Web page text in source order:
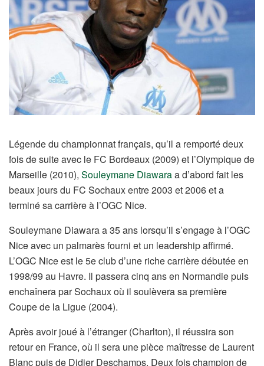
Légende du championnat français, qu’il a remporté deux
fois de suite avec le FC Bordeaux (2009) et l’Olympique de
Marseille (2010), Souleymane Diawaraa d’abord fait les
beaux jours du FC Sochaux entre 2003 et 2006 et a
terminé sa carrière à l’OGC Nice.
Souleymane Diawara a 35 ans lorsqu’il s’engage à l’OGC
Nice avec un palmarès fourni et un leadership affirmé.
L’OGC Nice est le 5e club d’une riche carrière débutée en
1998/99 au Havre. Il passera cinq ans en Normandie puis
enchaînera par Sochaux où il soulèvera sa première
Coupe de la Ligue (2004).
Après avoir joué à l’étranger (Charlton), il réussira son
retour en France, où il sera une pièce maîtresse de Laurent
Blanc puis de Didier Deschamps. Deux fois champion de